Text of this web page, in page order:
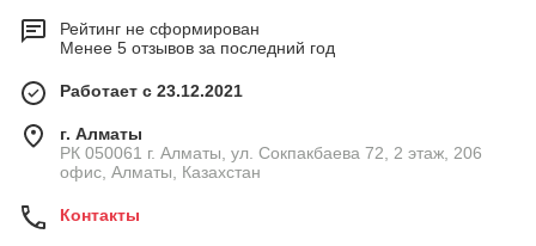
Рейтинг не сформирован
Менее 5 отзывов за последний год
Работает с 23.12.2021
г. Алматы
РК 050061 г. Алматы, ул. Сокпакбаева 72, 2 этаж, 206
офис, Алматы, Казахстан
Контакты